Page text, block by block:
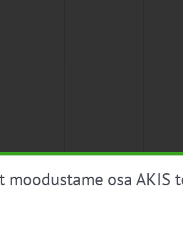
osa AKIS